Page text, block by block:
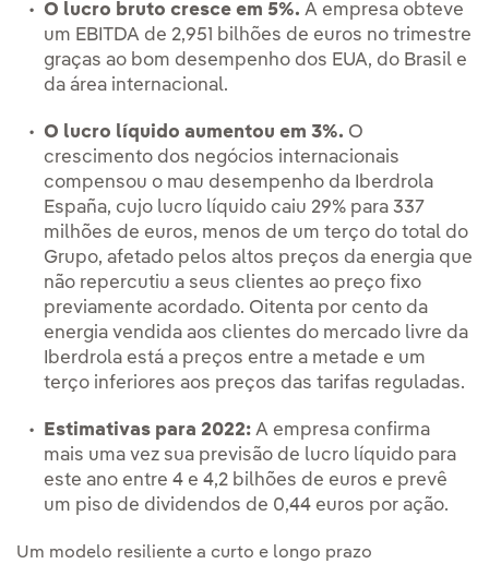
O lucro bruto cresce em 5%. A empresa obteve
um EBITDA de 2,951 bilhões de euros no trimestre
graças ao bom desempenho dos EUA, do Brasil e
da área internacional.
O lucro líquido aumentou em 3%. O
crescimento dos negócios internacionais
compensou o mau desempenho da Iberdrola
España, cujo lucro líquido caiu 29% para 337
milhões de euros, menos de um terço do total do
Grupo, afetado pelos altos preços da energia que
não repercutiu a seus clientes ao preço fixo
previamente acordado. Oitenta por cento da
energia vendida aos clientes do mercado livre da
Iberdrola está a preços entre a metade e um
terço inferiores aos preços das tarifas reguladas.
Estimativas para 2022: A empresa confirma
mais uma vez sua previsão de lucro líquido para
este ano entre 4 e 4,2 bilhões de euros e prevê
um piso de dividendos de 0,44 euros por ação.
Um modelo resiliente a curto e longo prazo